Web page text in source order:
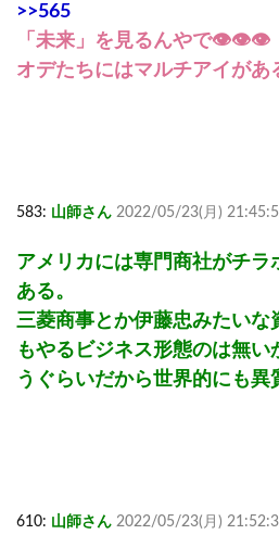
>>565
「未来」を見るんやで👁👁👁
オデたちにはマルチアイが
583: 山師さん 2022/05/23(月)
アメリカには専門商社がチラ
ある。
三菱商事とか伊藤忠みたいな
もやるビジネス形態のは無
うぐらいだから世界的にも異
610: 山師さん 2022/05/23(月)